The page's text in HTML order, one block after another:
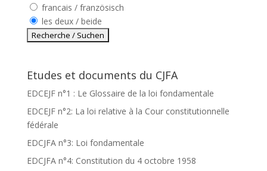
francais / französisch
les deux / beide
Etudes et documents du CJFA
EDCEJF n°1 : Le Glossaire de la loi fondamentale
EDCEJF n°2: La loi relative à la Cour constitutionnelle
fédérale
EDCJFA n°3: Loi fondamentale
EDCJFA n°4: Constitution du 4 octobre 1958